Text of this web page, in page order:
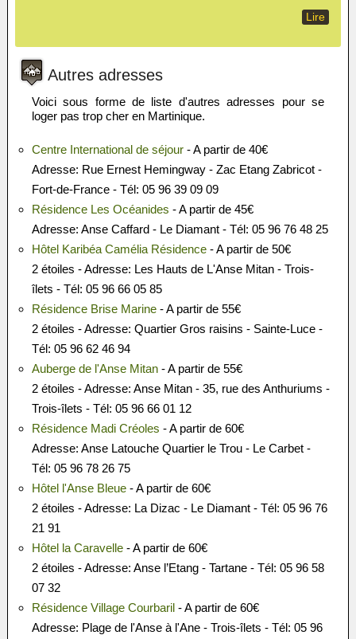
Lire
Autres adresses
Voici sous forme de liste d'autres adresses pour se
loger pas trop cher en Martinique.
Centre International de séjour- A partir de 40€
Adresse: Rue Ernest Hemingway - Zac Etang Zabricot -
Fort-de-France - Tél: 05 96 39 09 09
Résidence Les Océanides - A partir de 45€
Adresse: Anse Caffard - Le Diamant - Tél: 05 96 76 48 25
Hôtel Karibéa Camélia Résidence- A partir de 50€
2 étoiles - Adresse: Les Hauts de L'Anse Mitan - Trois-
îlets - Tél: 05 96 66 05 85
Résidence Brise Marine- A partir de 55€
2 étoiles - Adresse: Quartier Gros raisins - Sainte-Luce -
Tél: 05 96 62 46 94
Auberge de l'Anse Mitan- A partir de 55€
2 étoiles - Adresse: Anse Mitan - 35, rue des Anthuriums -
Trois-îlets - Tél: 05 96 66 01 12
Résidence Madi Créoles - A partir de 60€
Adresse: Anse Latouche Quartier le Trou - Le Carbet -
Tél: 05 96 78 26 75
Hôtel l'Anse Bleue- A partir de 60€
2 étoiles - Adresse: La Dizac - Le Diamant - Tél: 05 96 76
21 91
Hôtel la Caravelle- A partir de 60€
2 étoiles - Adresse: Anse l’Etang - Tartane - Tél: 05 96 58
07 32
Résidence Village Courbaril- A partir de 60€
Adresse: Plage de l'Anse à l'Ane - Trois-îlets - Tél: 05 96